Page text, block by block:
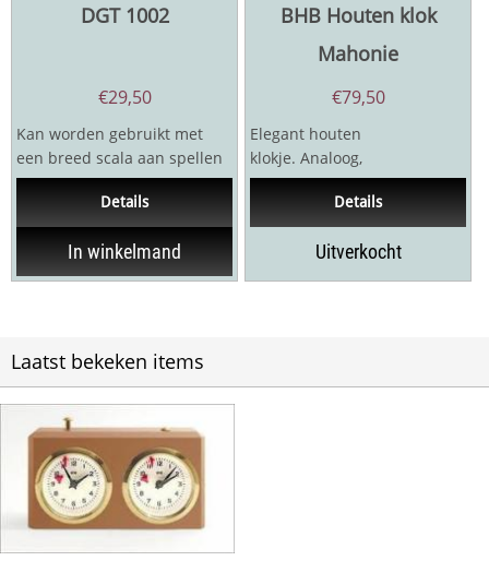
DGT 1002
€29,50
Kan worden gebruikt met
een breed scala aan spellen
zoals schaken, dammen,
dammen, poker en...
Details
In winkelmand
BHB Houten klok
Mahonie
€79,50
Elegant houten
klokje. Analoog,
mahoniehout. Afmetingen:
Details
Uitverkocht
Laatst bekeken items